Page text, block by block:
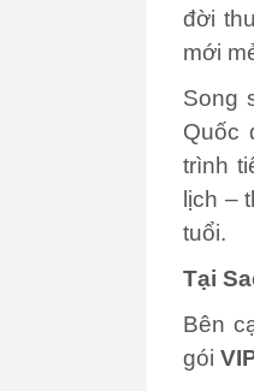
đời
mới
Song
Quốc
trình
lịch –
tuổi.
Tại
Bên
gói